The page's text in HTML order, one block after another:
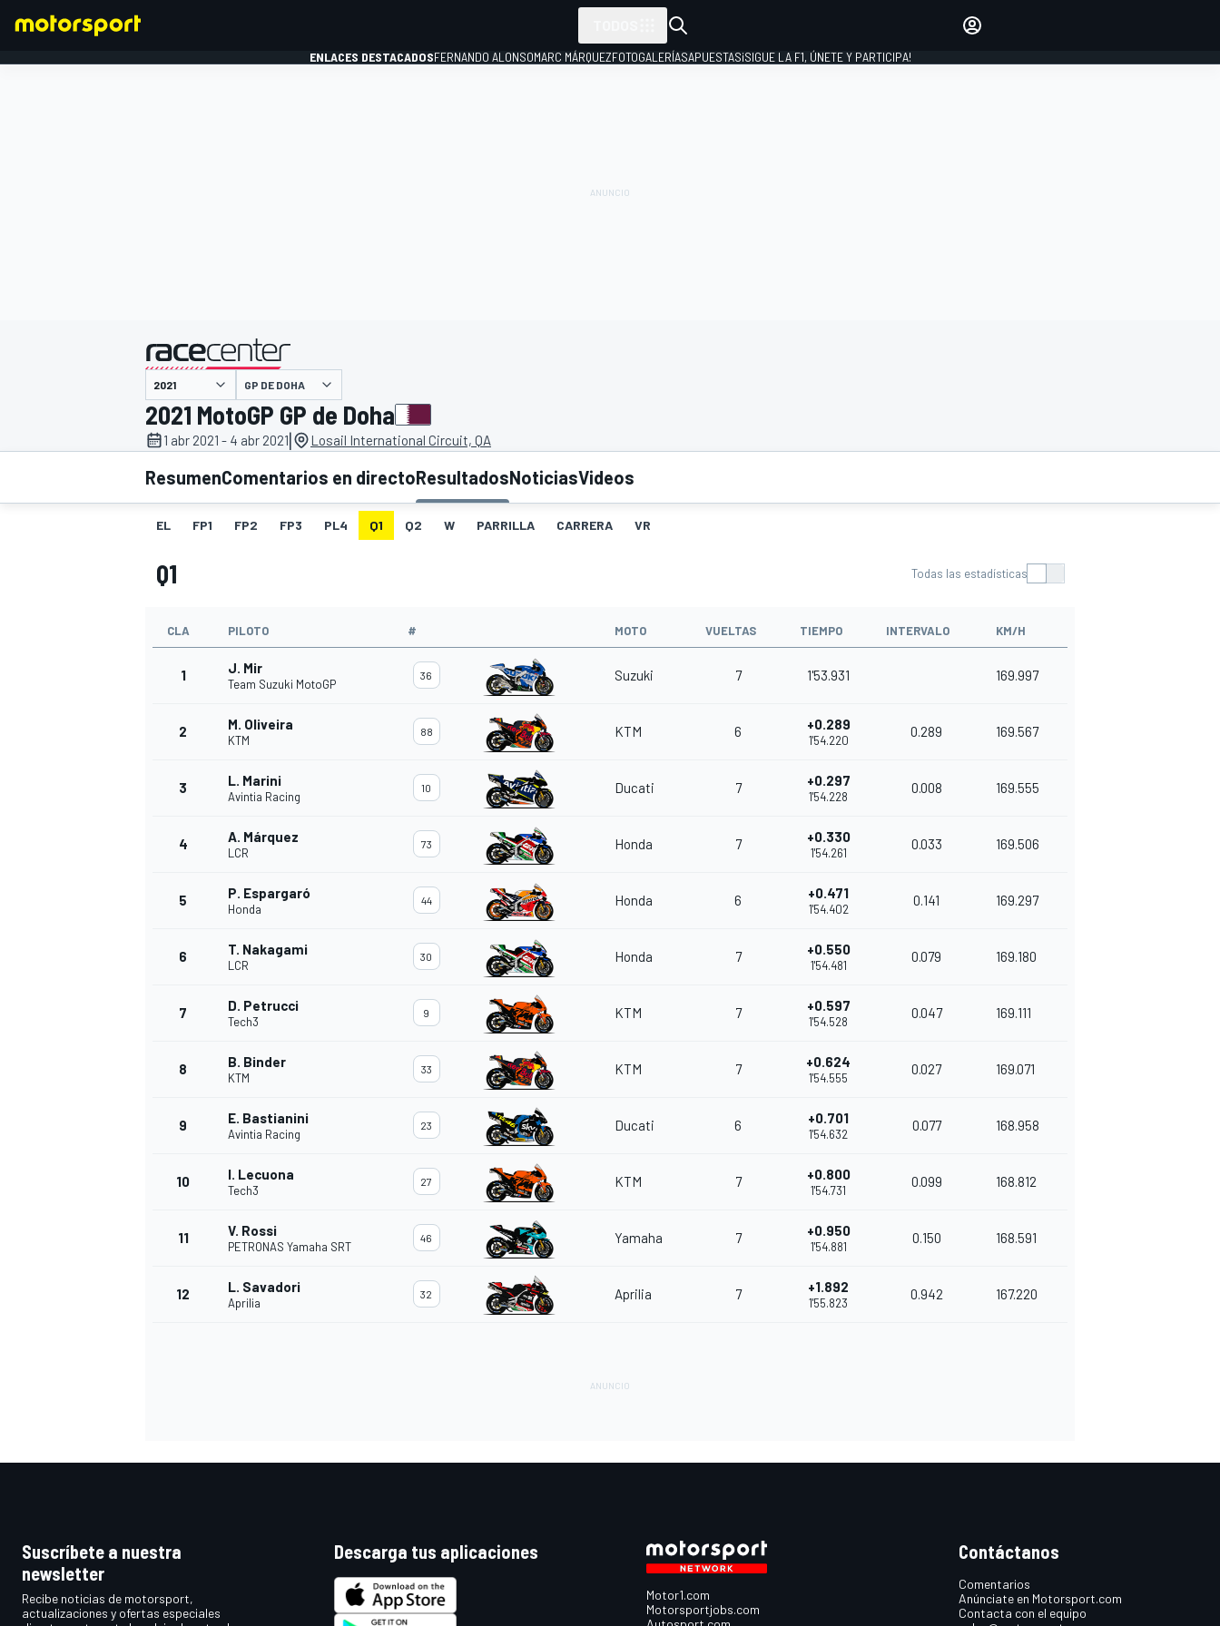
INDYCAR WRC
ENLACES DESTACADOSFERNANDO ALONSOMARC MÁRQUEZFOTOGALERÍASAPUESTAS¡SIGUE LA F1, ÚNETE Y PARTICIPA!
presentado por
GP DE DOHA
2021 MotoGP GP de Doha
1 abr 2021 - 4 abr 2021| Losail International Circuit, QA
ResumenComentarios en directoResultadosNoticiasVideos
EL FP1 FP2 FP3 PL4 Q1 Q2 W PARRILLA CARRERA VR
Q1 Todas las estadísticas
CLA PILOTO # MOTO VUELTAS TIEMPO INTERVALO KM/H
1 J. Mir
Team Suzuki MotoGP
36 Suzuki 7 1'53.931 169.997
2 M. Oliveira
KTM
88 KTM 6 +0.289
1'54.220
0.289 169.567
3 L. Marini
Avintia Racing
10 Ducati 7 +0.297
1'54.228
0.008 169.555
4 A. Márquez
LCR
73 Honda 7 +0.330
1'54.261
0.033 169.506
5 P. Espargaró
Honda
44 Honda 6 +0.471
1'54.402
0.141 169.297
6 T. Nakagami
LCR
30 Honda 7 +0.550
1'54.481
0.079 169.180
7 D. Petrucci
Tech3
9 KTM 7 +0.597
1'54.528
0.047 169.111
8 B. Binder
KTM
33 KTM 7 +0.624
1'54.555
0.027 169.071
9 E. Bastianini
Avintia Racing
23 Ducati 6 +0.701
1'54.632
0.077 168.958
10 I. Lecuona
Tech3
27 KTM 7 +0.800
1'54.731
0.099 168.812
11 V. Rossi
PETRONAS Yamaha SRT
46 Yamaha 7 +0.950
1'54.881
0.150 168.591
12 L. Savadori
Aprilia
32 Aprilia 7 +1.892
1'55.823
0.942 167.220
Suscríbete a nuestra
newsletter
Recibe noticias de motorsport,
actualizaciones y ofertas especiales
Descarga tus aplicaciones
Motor1.com
Motorsportjobs.com
Contáctanos
Comentarios
Anúnciate en Motorsport.com
Contacta con el equipo